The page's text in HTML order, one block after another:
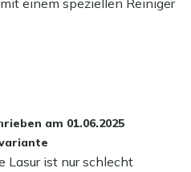
einem speziellen Reiniger
beschädigen kann.
weist Wasser und Schmutz
am 01.06.2025
Lasur ist nur schlecht